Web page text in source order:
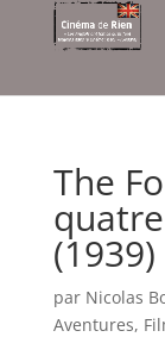
The
(1939)
par Nicolas
Aventures,